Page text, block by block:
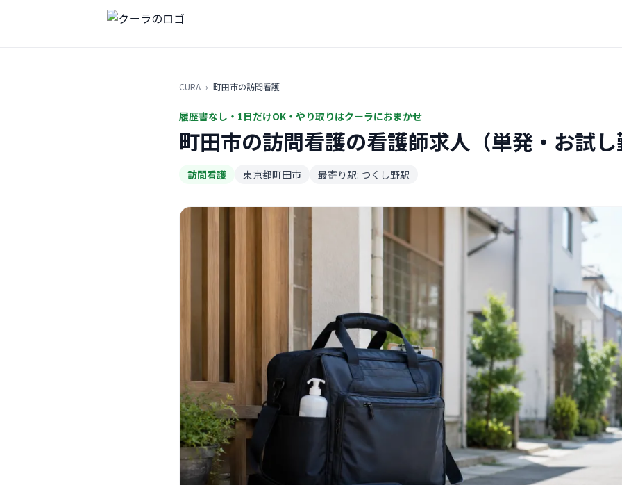
CURA › 町田市の訪問看護
履歴書なし・1日だけOK・やり取りはクーラにおまかせ
町田市の訪問看護の看護師求人（単発・お試し
訪問看護 東京都町田市 最寄り駅: つくし野駅